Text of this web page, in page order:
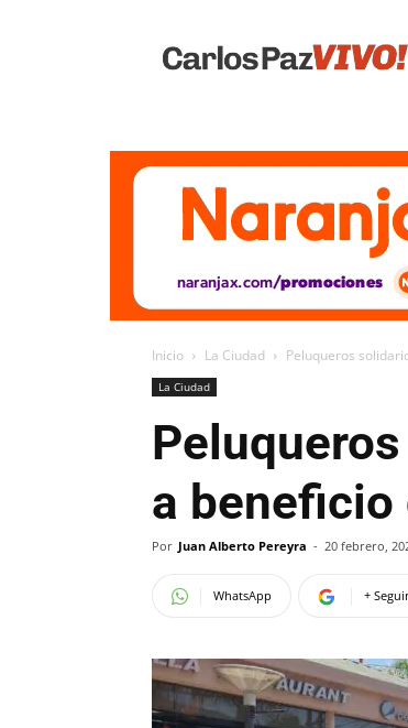
Vivo
Inicio La Ciudad Peluqueros
La Ciudad
a
Por Juan Alberto Pereyra - 20 febrero,
WhatsApp +